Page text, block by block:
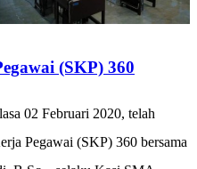
(SKP) 360
02 Februari 2020, telah
Pegawai (SKP) 360 bersama